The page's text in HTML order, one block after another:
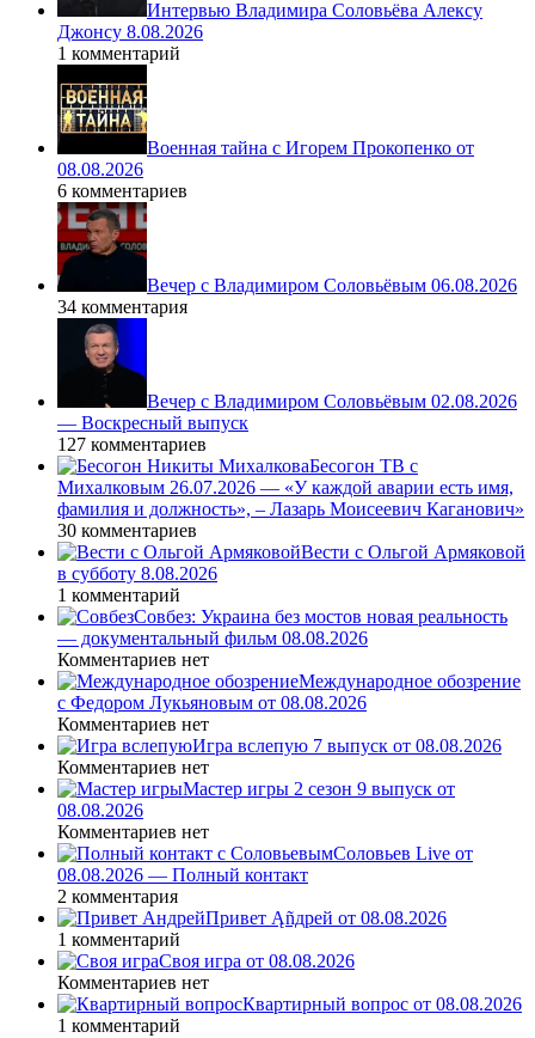
Интервью Владимира Соловьёва Алексу
Джонсу 8.08.2026
1 комментарий
Военная тайна с Игорем Прокопенко от
08.08.2026
6 комментариев
Вечер с Владимиром Соловьёвым 06.08.2026
34 комментария
Вечер с Владимиром Соловьёвым 02.08.2026
— Воскресный выпуск
127 комментариев
Бесогон ТВ с
Михалковым 26.07.2026 — «У каждой аварии есть имя,
фамилия и должность», – Лазарь Моисеевич Каганович»
30 комментариев
Вести с Ольгой Армяковой
в субботу 8.08.2026
1 комментарий
Совбез: Украина без мостов новая реальность
— документальный фильм 08.08.2026
Комментариев нет
Международное обозрение
с Федором Лукьяновым от 08.08.2026
Комментариев нет
Игра вслепую 7 выпуск от 08.08.2026
Комментариев нет
Мастер игры 2 сезон 9 выпуск от
08.08.2026
Комментариев нет
Соловьев Live от
08.08.2026 — Полный контакт
2 комментария
Привет Ąñдpей от 08.08.2026
1 комментарий
Своя игра от 08.08.2026
Комментариев нет
Квартирный вопрос от 08.08.2026
1 комментарий